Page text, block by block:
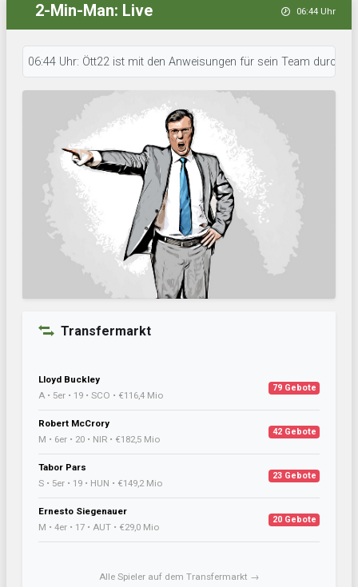
2-Min-Man: Live 06:44 Uhr
06:44 Uhr: Ött22 ist mit den Anweisungen für sein Team durch. •
Transfermarkt
Lloyd Buckley
A • 5er • 19 • SCO • €116,4 Mio
79 Gebote
Robert McCrory
M • 6er • 20 • NIR • €182,5 Mio
42 Gebote
Tabor Pars
S • 5er • 19 • HUN • €149,2 Mio
23 Gebote
Ernesto Siegenauer
M • 4er • 17 • AUT • €29,0 Mio
20 Gebote
Alle Spieler auf dem Transfermarkt →